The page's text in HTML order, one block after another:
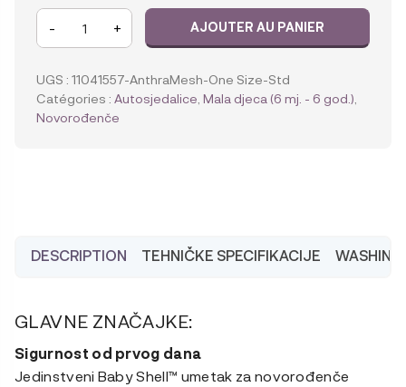
quantité
de
Beyond²
360
B
- + AJOUTER AU PANIER
UGS : 11041557-AnthraMesh-One Size-Std
Catégories : Autosjedalice Mala djeca (6 mj. - 6 god.)
Novorođenče
DESCRIPTION TEHNIČKE SPECIFIKACIJE
GLAVNE ZNAČAJKE:
Sigurnost od prvog dana
Jedinstveni Baby Shell™ umetak za novorođenče